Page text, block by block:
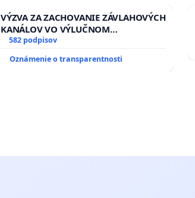
VÝZVA ZA ZACHOVANIE ZÁVLAHOVÝCH
KANÁLOV VO VÝLUČNOM
VLASTNÍCTVE A POD KONTROLOU
riešenie zanedbaného stavu
582 podpisov
Oznámenie o transparentnosti